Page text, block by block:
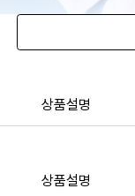
상품설명
상품설명